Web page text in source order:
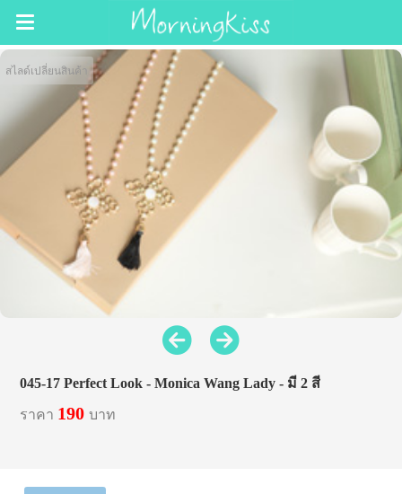
สไลด์เปลี่ยนสินค้า
045-17 Perfect Look - Monica Wang Lady - มี 2 สี
ราคา 190บาท